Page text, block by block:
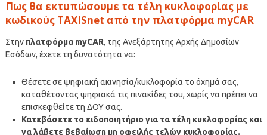
Πως θα εκτυπώσουμε τα τέλη κυκλοφορίας με
κωδικούς TAXISnet από την πλατφόρμα myCAR
Στην πλατφόρμα myCAR, της Ανεξάρτητης Αρχής Δημοσίων
Εσόδων, έχετε τη δυνατότητα να:
Θέσετε σε ψηφιακή ακινησία/κυκλοφορία το όχημά σας,
καταθέτοντας ψηφιακά τις πινακίδες του, χωρίς να πρέπει να
επισκεφθείτε τη ΔΟΥ σας.
Κατεβάσετε το ειδοποιητήριο για τα τέλη κυκλοφορίας και
να λάβετε βεβαίωση μη οφειλής τελών κυκλοφορίας.